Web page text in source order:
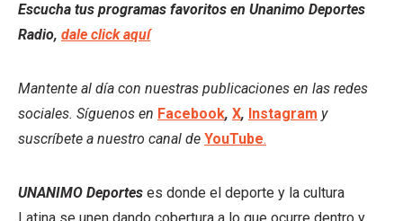
Escucha tus programas favoritos en Unanimo Deportes
Radio, dale click aquí
Mantente al día con nuestras publicaciones en las redes
sociales. Síguenos en Facebook, X, Instagram y
suscríbete a nuestro canal de YouTube.
UNANIMO Deportes es donde el deporte y la cultura